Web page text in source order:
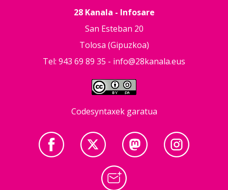
28 Kanala - Infosare
San Esteban 20
Tolosa (Gipuzkoa)
Tel: 943 69 89 35 - info@28kanala.eus
Codesyntaxek garatua